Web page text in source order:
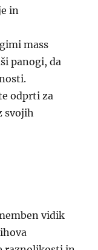
in
mass
panogi, da
odprti za
svojih
vidik